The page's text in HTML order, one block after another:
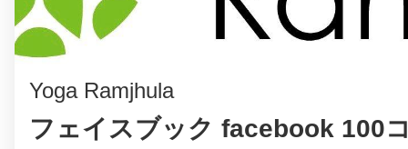
Yoga Ramjhula
フェイスブック facebook 100